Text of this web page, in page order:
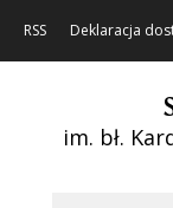
RSS Deklaracja
im. bł.